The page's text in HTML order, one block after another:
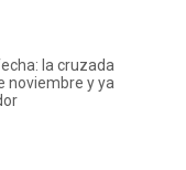
la cruzada
noviembre y ya